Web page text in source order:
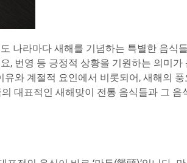
나라마다 새해를 기념하는 특별한 음식
, 번영 등 긍정적 상황을 기원하는 의미
와 계절적 요인에서 비롯되어, 새해의
대표적인 새해맞이 전통 음식들과 그